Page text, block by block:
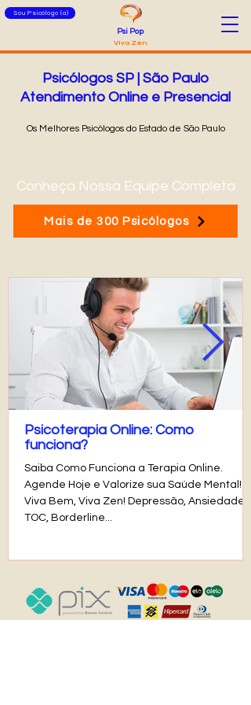
Sou Psicólogo (a)
Psi Pop
Viva Zen
Psicólogos SP | São Paulo
Atendimento Online e Presencial
Os Melhores Psicólogos do Estado de São Paulo
Mais de 300 Psicólogos
Conheça Nossa Equipe Completa
Psicoterapia Online: Como
funciona?
Saiba Como Funciona a Terapia Online.
Agende Hoje e Valorize sua Saúde Mental!
Viva Bem, Viva Zen! Depressão, Ansiedade,
TOC, Borderline...